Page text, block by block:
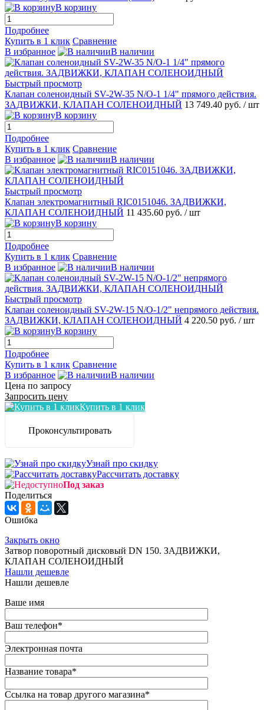
В корзину
Подробнее
Купить в 1 клик Сравнение
В избранное
В наличии
Быстрый просмотр
Клапан соленоидный SV-2W-35 N/O-1 1/4" прямого действия.
ЗАДВИЖКИ, КЛАПАН СОЛЕНОИДНЫЙ 13 749.40 руб. / шт
В корзину
Подробнее
Купить в 1 клик Сравнение
В избранное
В наличии
Быстрый просмотр
Клапан электромагнитный RIC0151046. ЗАДВИЖКИ,
КЛАПАН СОЛЕНОИДНЫЙ 11 435.60 руб. / шт
В корзину
Подробнее
Купить в 1 клик Сравнение
В избранное
В наличии
Быстрый просмотр
Клапан соленоидный SV-2W-15 N/O-1/2" непрямого действия.
ЗАДВИЖКИ, КЛАПАН СОЛЕНОИДНЫЙ 4 220.50 руб. / шт
В корзину
Подробнее
Купить в 1 клик Сравнение
В избранное
В наличии
Цена по запросу
Запросить цену
Купить в 1 клик
Проконсультировать
Узнай про скидку
Рассчитать доставку
Под заказ
Поделиться
Ошибка
Закрыть окно
Затвор поворотный дисковый DN 150. ЗАДВИЖКИ,
КЛАПАН СОЛЕНОИДНЫЙ
Нашли дешевле
Нашли дешевле
Ваше имя
Ваш телефон*
Электронная почта
Название товара*
Ссылка на товар другого магазина*